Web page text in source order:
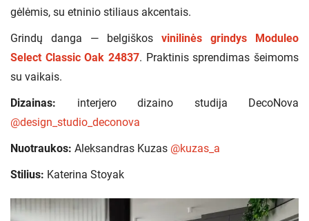
gėlėmis, su etninio stiliaus akcentais.
Grindų danga — belgiškos vinilinės grindys Moduleo
Select Classic Oak 24837. Praktinis sprendimas šeimoms
su vaikais.
Dizainas: interjero dizaino studija DecoNova
@design_studio_deconova
Nuotraukos: Aleksandras Kuzas @kuzas_a
Stilius: Katerina Stoyak